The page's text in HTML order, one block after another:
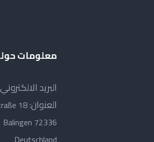
معلومات
البريد
العنوان:18
72336 Balingen